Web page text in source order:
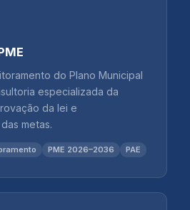
do Plano Municipal
especializada da
da lei e
metas.
PME 2026–2036 PAE